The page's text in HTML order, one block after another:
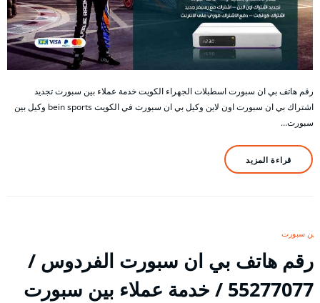
رقم هاتف بي ان سبورت اسطبلات الجهراء الكويت خدمة عملاء بين سبورت تجديد
اشتراك بي ان سبورت اون لاين وكيل بي ان سبورت في الكويت bein sports وكيل بين
سبورت…
قراءة المزيد
بين سبورت
رقم هاتف بي ان سبورت الفردوس /
55277077 / خدمة عملاء بين سبورت